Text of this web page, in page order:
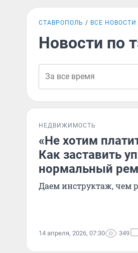
СТАВРОПОЛЬ ВСЕ НОВОСТИ
Новости по
НЕДВИЖИМОСТЬ
«Не хотим
Как заставить
нормальный
Даем инструктаж, чем
14 апреля, 2026, 07:30 349